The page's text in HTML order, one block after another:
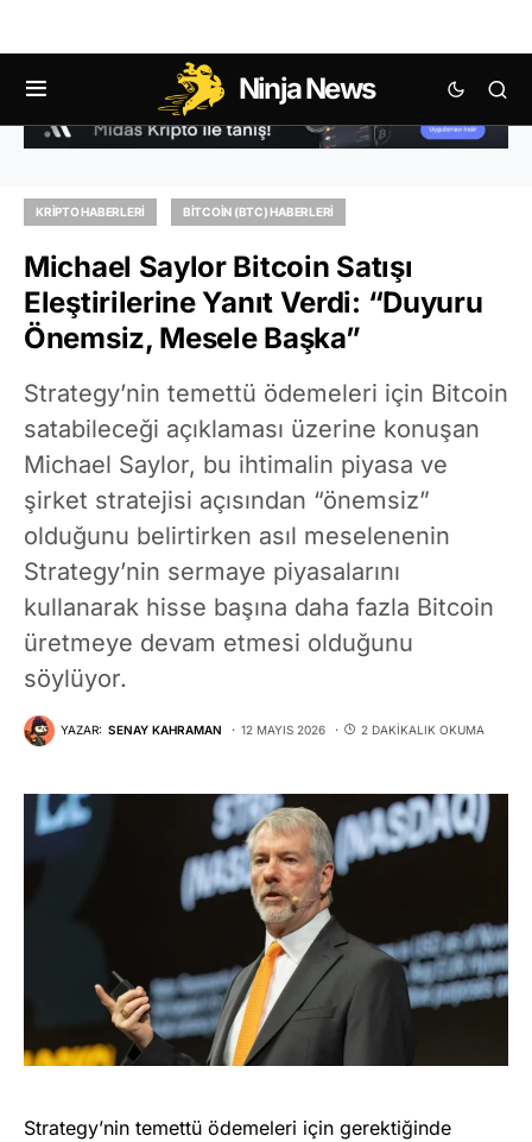
Ninja News
KRIPTO HABERLERI BITCOIN (BTC) HABERLERI
Michael Saylor Bitcoin Satışı
Eleştirilerine Yanıt Verdi: “Duyuru
Önemsiz, Mesele Başka”
Strategy’nin temettü ödemeleri için Bitcoin
satabileceği açıklaması üzerine konuşan
Michael Saylor, bu ihtimalin piyasa ve
şirket stratejisi açısından “önemsiz”
olduğunu belirtirken asıl meselenenin
Strategy’nin sermaye piyasalarını
kullanarak hisse başına daha fazla Bitcoin
üretmeye devam etmesi olduğunu
söylüyor.
YAZAR: SENAY KAHRAMAN 12 MAYIS 2026 2 DAKIKALIK OKUMA
Strategy’nin temettü ödemeleri için gerektiğinde